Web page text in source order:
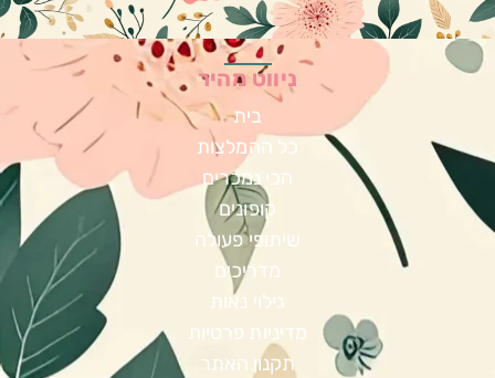
ניווט מהיר
בית
כל ההמלצות
הכי נמכרים
קופונים
שיתופי פעולה
מדריכים
גילוי נאות
מדיניות פרטיות
תקנון האתר